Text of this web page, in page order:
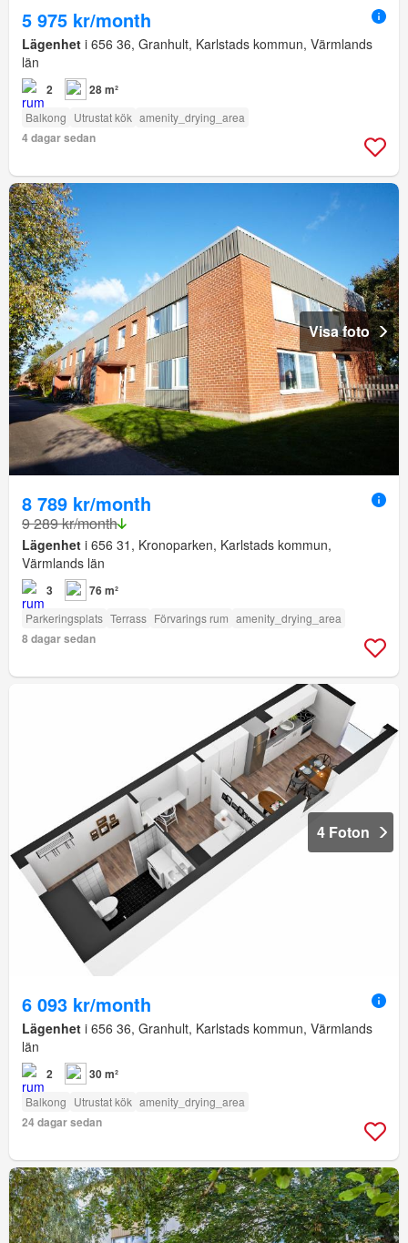
5 975 kr/month
Lägenhet i 656 36, Granhult, Karlstads kommun, Värmlands
län
2 28 m²
Balkong Utrustat kök amenity_drying_area
4 dagar sedan
Visa foto
8 789 kr/month
9 289 kr/month
Lägenhet i 656 31, Kronoparken, Karlstads kommun,
Värmlands län
3 76 m²
Parkeringsplats Terrass Förvarings rum amenity_drying_area
8 dagar sedan
4 Foton
6 093 kr/month
Lägenhet i 656 36, Granhult, Karlstads kommun, Värmlands
län
2 30 m²
Balkong Utrustat kök amenity_drying_area
24 dagar sedan